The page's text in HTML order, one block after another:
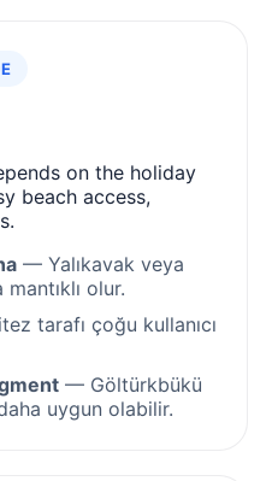
on the holiday
beach access,
— Yalıkavak veya
olur.
tarafı çoğu kullanıcı
— Göltürkbükü
uygun olabilir.